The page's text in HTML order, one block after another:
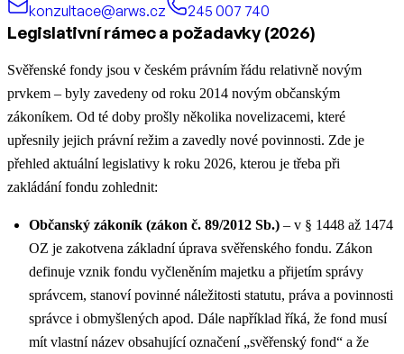
konzultace@arws.cz
245 007 740
Legislativní rámec a požadavky (2026)
Svěřenské fondy jsou v českém právním řádu relativně novým
prvkem – byly zavedeny od roku 2014 novým občanským
zákoníkem. Od té doby prošly několika novelizacemi, které
upřesnily jejich právní režim a zavedly nové povinnosti. Zde je
přehled aktuální legislativy k roku 2026, kterou je třeba při
zakládání fondu zohlednit:
Občanský zákoník (zákon č. 89/2012 Sb.) – v § 1448 až 1474
OZ je zakotvena základní úprava svěřenského fondu. Zákon
definuje vznik fondu vyčleněním majetku a přijetím správy
správcem, stanoví povinné náležitosti statutu, práva a povinnosti
správce i obmyšlených apod. Dále například říká, že fond musí
mít vlastní název obsahující označení „svěřenský fond“ a že